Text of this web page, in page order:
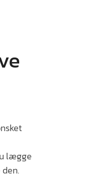
lægge